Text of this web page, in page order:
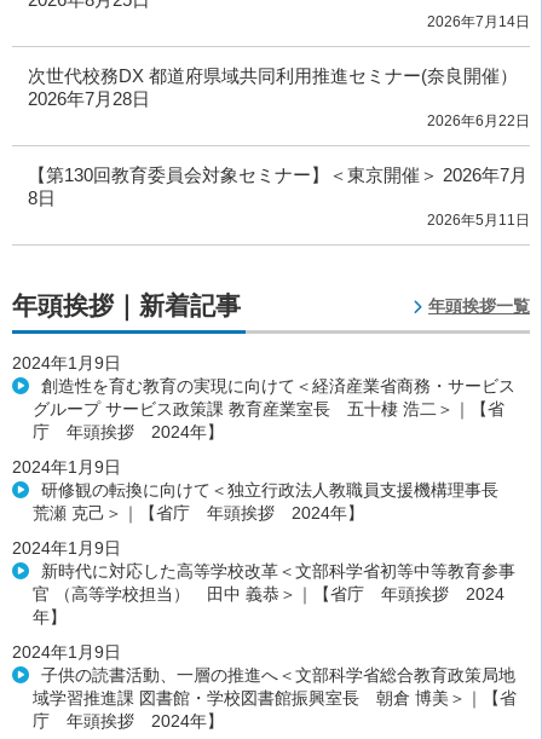
2026年7月14日
次世代校務DX 都道府県域共同利用推進セミナー(奈良開催）
2026年7月28日
2026年6月22日
【第130回教育委員会対象セミナー】＜東京開催＞ 2026年7月
8日
2026年5月11日
年頭挨拶｜新着記事 年頭挨拶一覧
2024年1月9日
創造性を育む教育の実現に向けて＜経済産業省商務・サービス
グループ サービス政策課 教育産業室長 五十棲 浩二＞｜【省
庁 年頭挨拶 2024年】
2024年1月9日
研修観の転換に向けて＜独立行政法人教職員支援機構理事長
荒瀬 克己＞｜【省庁 年頭挨拶 2024年】
2024年1月9日
新時代に対応した高等学校改革＜文部科学省初等中等教育参事
官 （高等学校担当） 田中 義恭＞｜【省庁 年頭挨拶 2024
年】
2024年1月9日
子供の読書活動、一層の推進へ＜文部科学省総合教育政策局地
域学習推進課 図書館・学校図書館振興室長 朝倉 博美＞｜【省
庁 年頭挨拶 2024年】